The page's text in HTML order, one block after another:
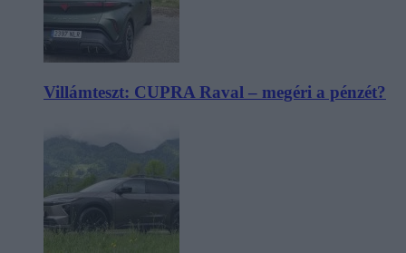
Villámteszt: CUPRA Raval – megéri a pénzét?